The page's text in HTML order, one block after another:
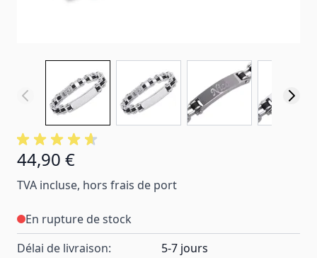
44,90 €
TVA incluse, hors frais de port
En rupture de stock
Délai de livraison:
5-7 jours